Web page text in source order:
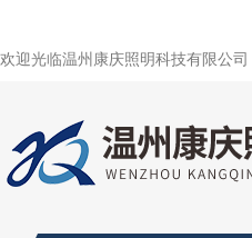
欢迎光临温州康庆照明科技有限公司